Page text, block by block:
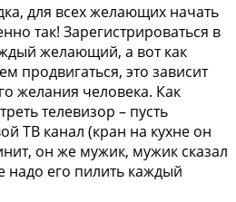
для всех желающих начать
так! Зарегистрироваться в
желающий, а вот как
продвигаться, это зависит
желания человека. Как
телевизор – пусть
ТВ канал (кран на кухне он
он же мужик, мужик сказал
надо его пилить каждый